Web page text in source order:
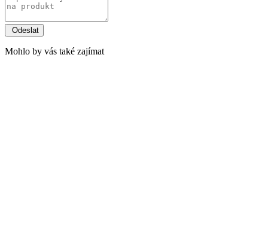
Mohlo by vás také zajímat